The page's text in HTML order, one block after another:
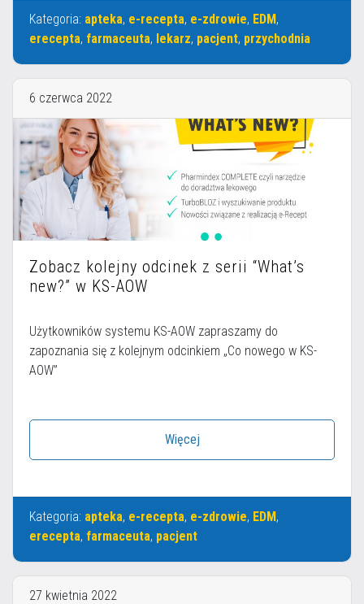
Kategoria: apteka, e-recepta, e-zdrowie, EDM,
erecepta, farmaceuta, lekarz, pacjent, przychodnia
6 czerwca 2022
Zobacz kolejny odcinek z serii “What’s
new?” w KS-AOW
Użytkowników systemu KS-AOW zapraszamy do
zapoznania się z kolejnym odcinkiem „Co nowego w KS-
AOW”
Więcej
Kategoria: apteka, e-recepta, e-zdrowie, EDM,
erecepta, farmaceuta, pacjent
27 kwietnia 2022